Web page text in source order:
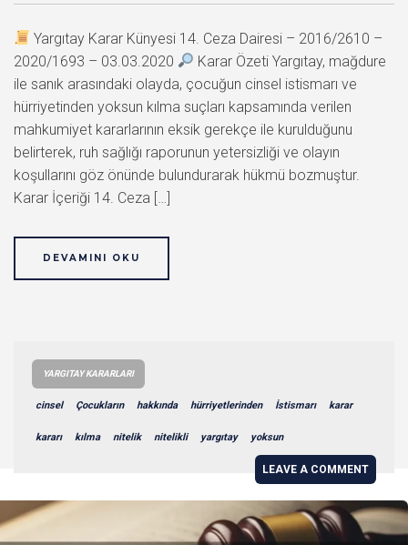
Yargıtay Karar Künyesi 14. Ceza Dairesi – 2016/2610 –
2020/1693 – 03.03.2020
Karar Özeti Yargıtay, mağdure
ile sanık arasındaki olayda, çocuğun cinsel istismarı ve
hürriyetinden yoksun kılma suçları kapsamında verilen
mahkumiyet kararlarının eksik gerekçe ile kurulduğunu
belirterek, ruh sağlığı raporunun yetersizliği ve olayın
koşullarını göz önünde bulundurarak hükmü bozmuştur.
Karar İçeriği 14. Ceza […]
DEVAMINI OKU
YARGITAY KARARLARI
cinsel Çocukların hakkında hürriyetlerinden İstismarı karar
kararı kılma nitelik nitelikli yargıtay yoksun
LEAVE A COMMENT